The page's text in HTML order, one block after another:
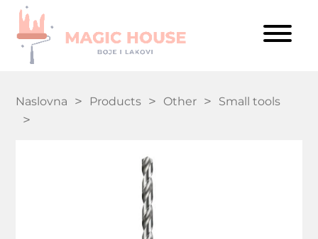
Naslovna Products Other Small tools